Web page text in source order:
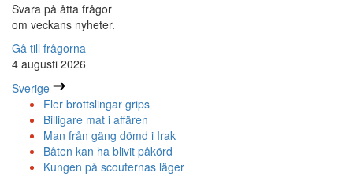
Svara på åtta frågor
om veckans nyheter.
Gå till frågorna
4 augusti 2026
Sverige
Fler brottslingar grips
Billigare mat i affären
Man från gäng dömd i Irak
Båten kan ha blivit påkörd
Kungen på scouternas läger